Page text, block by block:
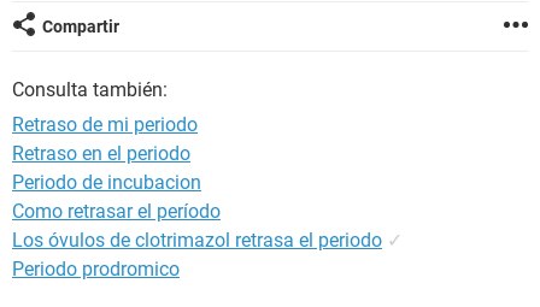
Compartir
Consulta también:
Retraso de mi periodo
Retraso en el periodo
Periodo de incubacion
Como retrasar el período
Los óvulos de clotrimazol retrasa el periodo ✓
Periodo prodromico